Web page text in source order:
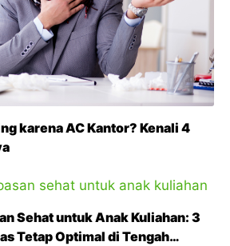
karena AC Kantor? Kenali 4
Sehat untuk Anak Kuliahan: 3
Tetap Optimal di Tengah